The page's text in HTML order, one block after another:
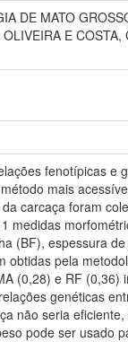
DE MATO
E
fenotípicas e
mais
carcaça foram
medidas
(BF), espessura
pela
(0,28) e RF (0,36)
genéticas
não seria
pode ser usado